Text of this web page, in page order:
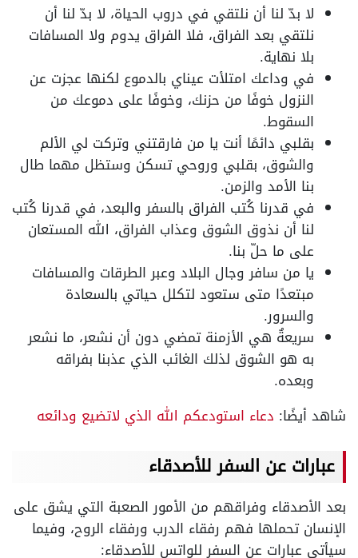
لا بدّ لنا أن نلتقي في دروب الحياة، لا بدّ لنا أن
نلتقي بعد الفراق، فلا الفراق يدوم ولا المسافات
بلا نهاية.
في وداعك امتلأت عيناي بالدموع لكنها عجزت عن
النزول خوفًا من حزنك، وخوفًا على دموعك من
السقوط.
بقلبي دائمًا أنت يا من فارقتني وتركت لي الألم
والشوق، بقلبي وروحي تسكن وستظل مهما طال
بنا الأمد والزمن.
في قدرنا كُتب الفراق بالسفر والبعد، في قدرنا كُتب
لنا أن نذوق الشوق وعذاب الفراق، الله المستعان
على ما حلّ بنا.
يا من سافر وجال البلاد وعبر الطرقات والمسافات
مبتعدًا متى ستعود لتكلل حياتي بالسعادة
والسرور.
سريعةٌ هي الأزمنة تمضي دون أن نشعر، ما نشعر
به هو الشوق لذلك الغائب الذي عذبنا بفراقه
وبعده.
شاهد أيضًا: دعاء استودعكم الله الذي لاتضيع ودائعه
عبارات عن السفر للأصدقاء
بعد الأصدقاء وفراقهم من الأمور الصعبة التي يشق على
الإنسان تحملها فهم رفقاء الدرب ورفقاء الروح، وفيما
سيأتي عبارات عن السفر للواتس للأصدقاء: